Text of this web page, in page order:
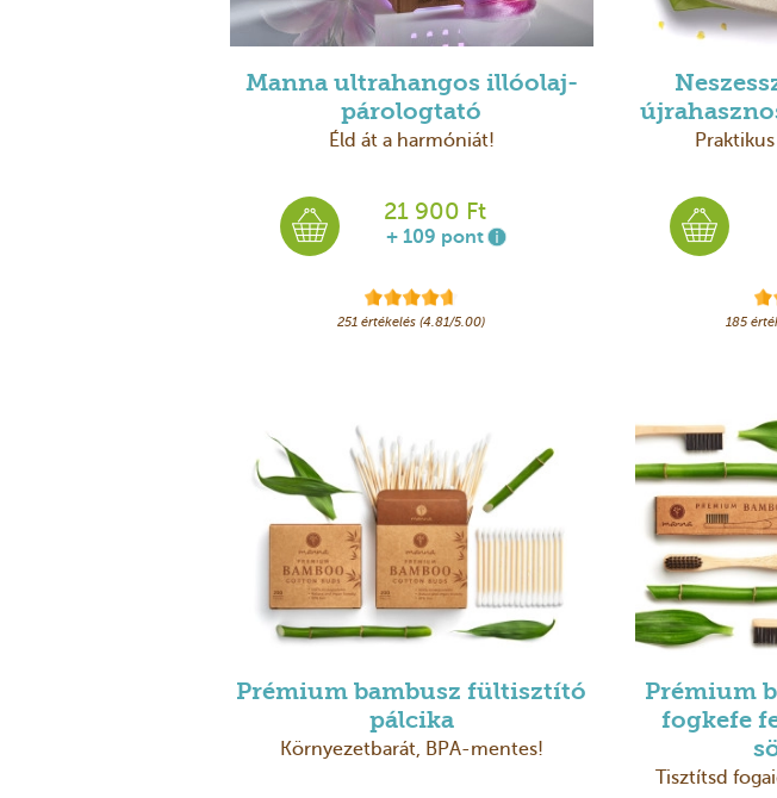
Manna ultrahangos illóolaj-
párologtató
Éld át a harmóniát!
21 900 Ft
+ 109 pont
251 értékelés (4.81/5.00) 185
Prémium bambusz fültisztító
pálcika
Környezetbarát, BPA-mentes!
Prémium
fogkefe
Tisztítsd